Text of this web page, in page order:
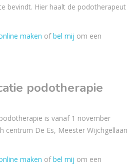
bevindt. Hier haalt de podotherapeut
maken ofbel mij om een
podotherapie
is vanaf 1 november
centrum De Es, Meester Wijchgellaan
maken ofbel mij om een